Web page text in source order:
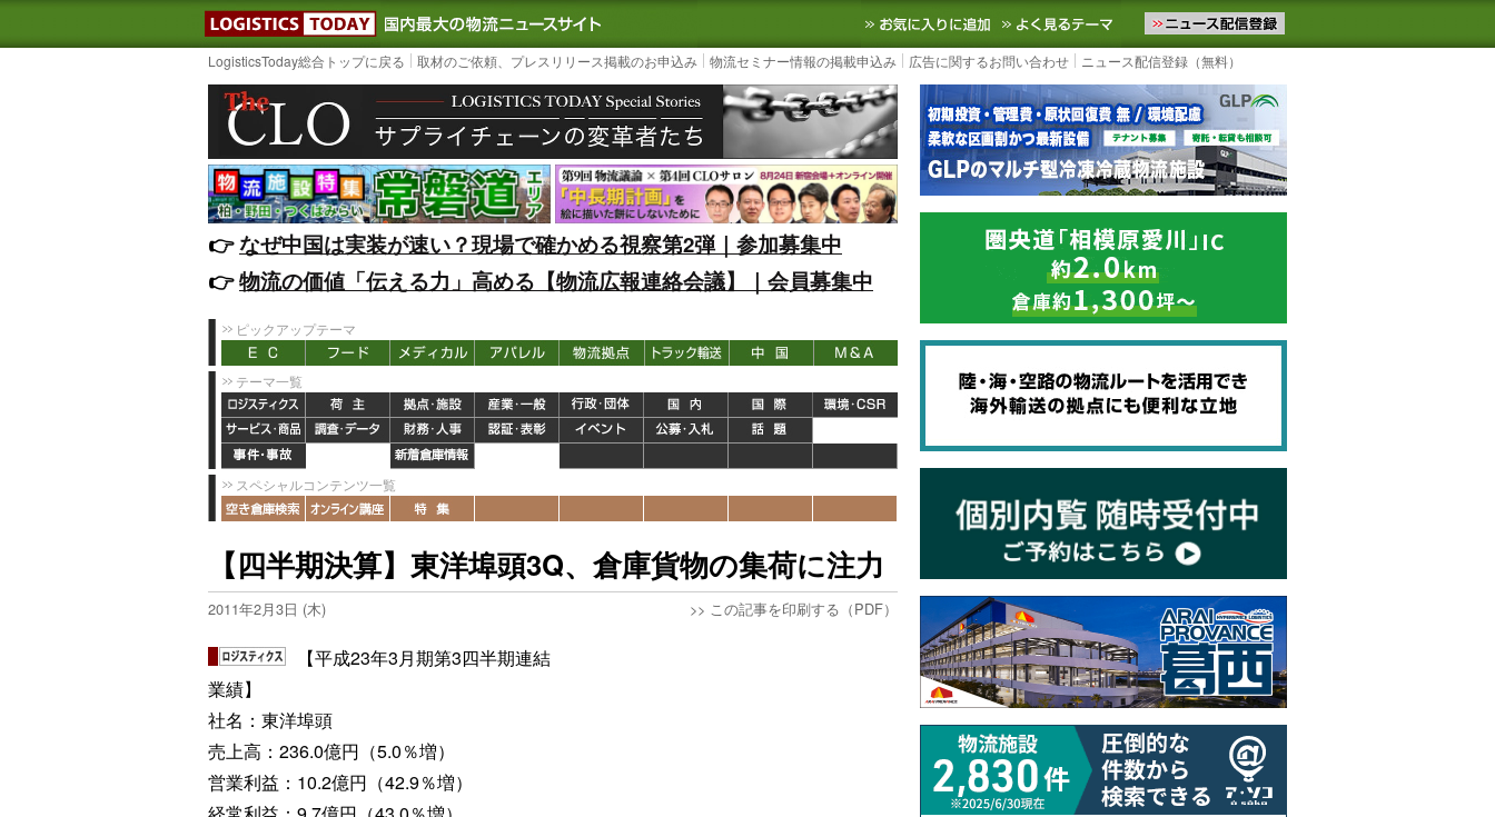
LOGISTICS TODAY｜国内最大の物流ニュースサイト3PL, SCMなど国内外の最新の物流ニュースをお届けします。物流ニュースメール配信を登録す
お気に入りに追加 よく見るテーマ
LogisticsToday総合トップに戻る 取材のご依頼、プレスリリース掲載のお申込み 物流セミナー情報の掲載申込み 広告に関するお問い合わせ ニュース配信登録（無料）
👉️なぜ中国は実装が速い？現場で確かめる視察第2弾｜参加募集中
👉️物流の価値「伝える力」高める【物流広報連絡会議】｜会員募集中
ピックアップテーマ
テーマ一覧
スペシャルコンテンツ一覧
【四半期決算】東洋埠頭3Q、倉庫貨物の集荷に注力
2011年2月3日 (木) >> この記事を印刷する（PDF）
【平成23年3月期第3四半期連結
業績】
社名：東洋埠頭
売上高：236.0億円（5.0％増）
営業利益：10.2億円（42.9％増）